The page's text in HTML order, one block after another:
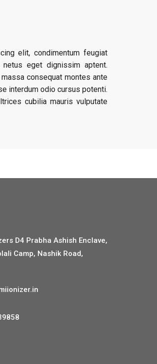
elit, condimentum feugiat
eget dignissim aptent.
consequat montes ante
interdum odio cursus potenti.
cubilia mauris vulputate
D4 Prabha Ashish Enclave,
Camp, Nashik Road,